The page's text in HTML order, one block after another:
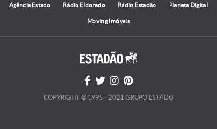
Agência Estado Rádio Eldorado Rádio Estadão Planeta Digital
Moving Imóveis
COPYRIGHT © 1995 - 2021 GRUPO ESTADO